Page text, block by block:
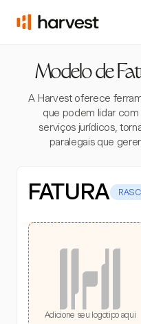
Modelo de
A Harvest oferece
que podem lidar
serviços jurídicos,
paralegais que
FATURA
Adicione seu logotipo aqui